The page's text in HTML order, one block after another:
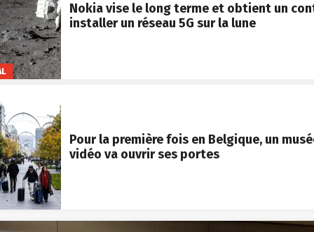
Nokia vise le long terme et obtient un
installer un réseau 5G sur la lune
Pour la première fois en Belgique, un
vidéo va ouvrir ses portes